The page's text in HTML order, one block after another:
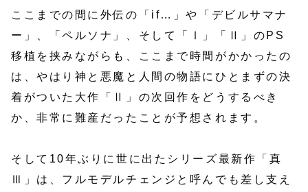
ここまでの間に外伝の「if…」や「デビルサマナ
ー」、「ペルソナ」、そして「Ⅰ」「Ⅱ」のPS
移植を挟みながらも、ここまで時間がかかったの
は、やはり神と悪魔と人間の物語にひとまずの決
着がついた大作「Ⅱ」の次回作をどうするべき
か、非常に難産だったことが予想されます。
そして10年ぶりに世に出たシリーズ最新作「真
Ⅲ」は、フルモデルチェンジと呼んでも差し支え